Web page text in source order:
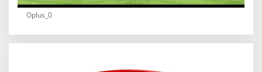
Oplus_0